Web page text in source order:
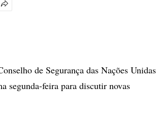
de Segurança das Nações Unidas
segunda-feira para discutir novas